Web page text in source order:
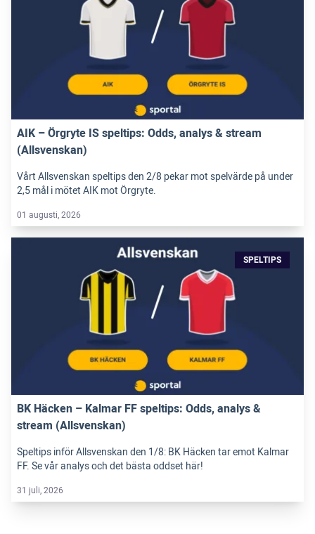
AIK – Örgryte IS speltips: Odds, analys & stream
(Allsvenskan)
Vårt Allsvenskan speltips den 2/8 pekar mot spelvärde på under
2,5 mål i mötet AIK mot Örgryte.
01 augusti, 2026
SPELTIPS
BK Häcken – Kalmar FF speltips: Odds, analys &
stream (Allsvenskan)
Speltips inför Allsvenskan den 1/8: BK Häcken tar emot Kalmar
FF. Se vår analys och det bästa oddset här!
31 juli, 2026